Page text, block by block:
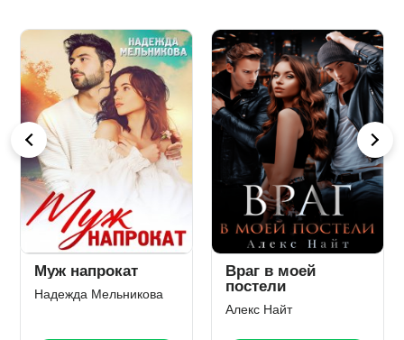
Причина его
одержимости
Дочь не по плану
для олигарха
Мила Дали